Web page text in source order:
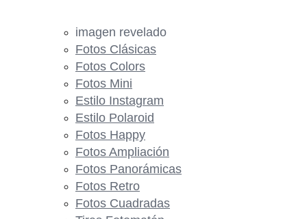
imagen revelado
Fotos Clásicas
Fotos Colors
Fotos Mini
Estilo Instagram
Estilo Polaroid
Fotos Happy
Fotos Ampliación
Fotos Panorámicas
Fotos Retro
Fotos Cuadradas